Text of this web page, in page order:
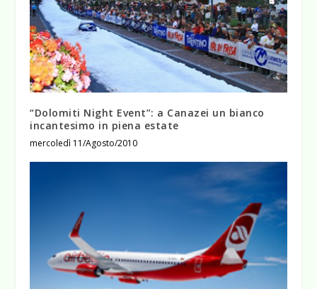
“Dolomiti Night Event”: a Canazei un bianco
incantesimo in piena estate
mercoledì 11/Agosto/2010